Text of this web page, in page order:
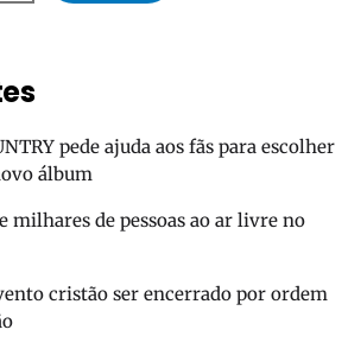
pede ajuda aos fãs para escolher
álbum
milhares de pessoas ao ar livre no
cristão ser encerrado por ordem